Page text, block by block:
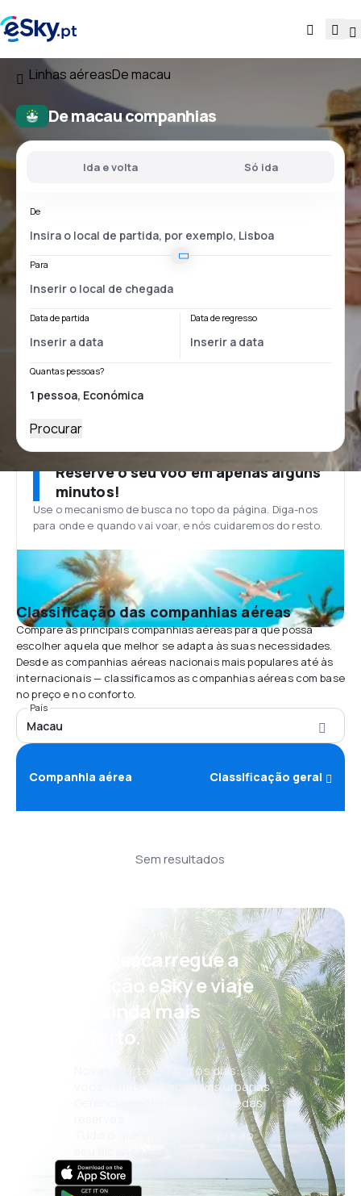
Linhas aéreasDe macau
De macau companhias
Ida e volta Só ida
De
Para
Data de partida Data de regresso
Quantas pessoas?
Procurar
Reserve o seu voo em apenas alguns
minutos!
Use o mecanismo de busca no topo da página. Diga-nos
para onde e quando vai voar, e nós cuidaremos do resto.
Classificação das companhias aéreas
Compare as principais companhias aéreas para que possa
escolher aquela que melhor se adapta às suas necessidades.
Desde as companhias aéreas nacionais mais populares até às
internacionais — classificamos as companhias aéreas com base
no preço e no conforto.
País
Macau
Companhia aérea Classificação geral
Sem resultados
Psst! Descarregue a
aplicação eSky e viaje
com ainda mais
conforto.
Novas ofertas todos os dias:
voos, férias, escapadelas urbanas
Gerenciamento conveniente das
Tudo o que importa, sempre ao